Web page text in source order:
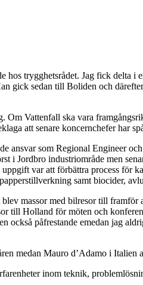
trygghetsrådet. Jag fick delta
gick sedan till Boliden och
Vattenfall ska vara
att senare koncernchefer har
ansvar som Regional Engineer
i Jordbro industriområde men
var att förbättra process för
samt biocider,
massor med bilresor till
till Holland för möten och
påfrestande emedan jag
medan Mauro d’Adamo i Italien
inom teknik,